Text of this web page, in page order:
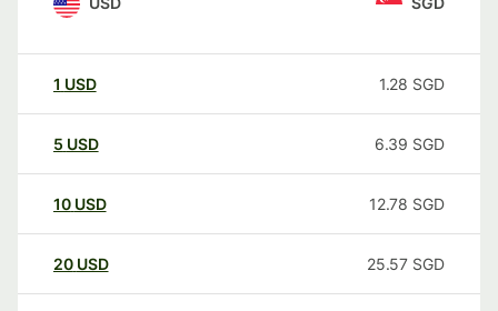
1 USD 1.28 SGD
5 USD 6.39 SGD
10 USD 12.78 SGD
20 USD 25.57 SGD